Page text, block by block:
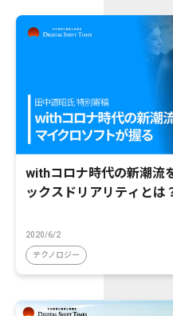
withコロナ時代の新潮流
ックスドリアリティとは
2020/6/2
テクノロジー